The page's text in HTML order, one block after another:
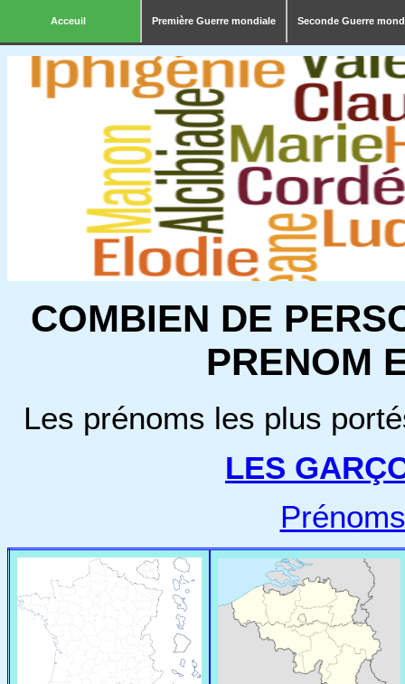
Acceuil Première Guerre mondiale Seconde Guerre
COMBIEN DE
PRENOM
Les prénoms les plus
LES